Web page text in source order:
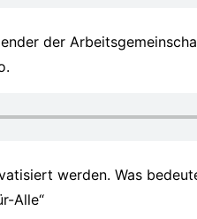
der
werden. Was
Alle“